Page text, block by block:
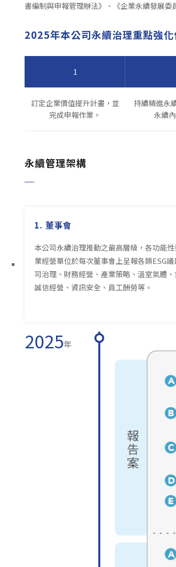
書編制與申報管理辦法》、《企業永續發展委
2025年本公司永續治理重點強化
1
訂定企業價值提升計畫，並
完成申報作業。
持續精進永
永續
永續管理架構
1. 董事會
本公司永續治理推動之最高層級，各功能
業經營單位於每次董事會上呈報各類ESG
司治理、財務經營、產業策略、溫室氣體、
誠信經營、資訊安全、員工酬勞等。
2025年